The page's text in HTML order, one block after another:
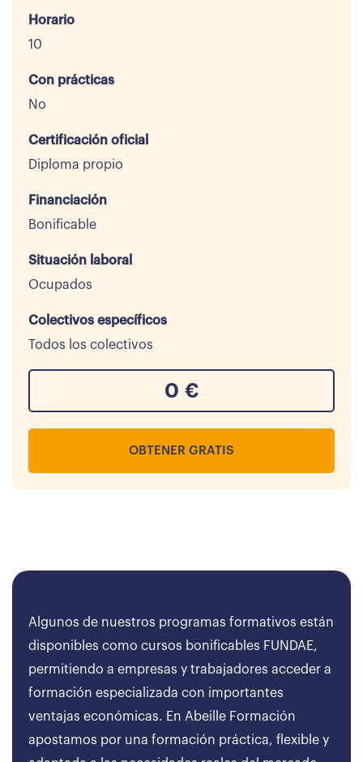
Horario
10
Con prácticas
No
Certificación oficial
Diploma propio
Financiación
Bonificable
Situación laboral
Ocupados
Colectivos específicos
Todos los colectivos
0 €
OBTENER GRATIS
Algunos de nuestros programas formativos están
disponibles como cursos bonificables FUNDAE,
permitiendo a empresas y trabajadores acceder a
formación especializada con importantes
ventajas económicas. En Abeille Formación
apostamos por una formación práctica, flexible y